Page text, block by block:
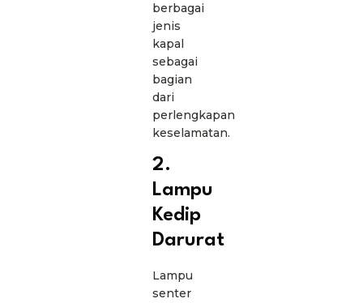
berbagai
jenis
kapal
sebagai
bagian
dari
perlengkapan
keselamatan.
2.
Lampu
Kedip
Darurat
Lampu
senter